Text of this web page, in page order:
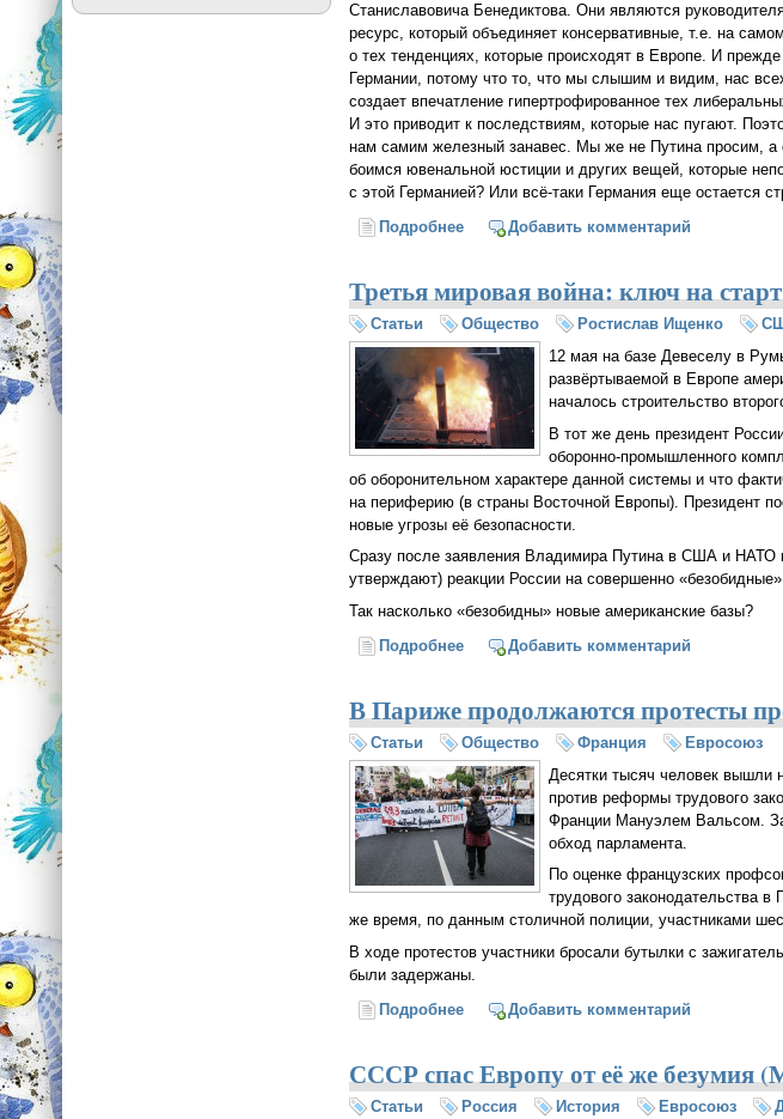
Станиславовича Бенедиктова. Они являются
ресурс, который объединяет консервативные, т.е. на
о тех тенденциях, которые происходят в Европе. И
Германии, потому что то, что мы слышим и видим, нас
создает впечатление гипертрофированное тех
И это приводит к последствиям, которые нас пугают.
нам самим железный занавес. Мы же не Путина просим, а
боимся ювенальной юстиции и других вещей, которые
с этой Германией? Или всё-таки Германия еще остается
Подробнеео О европейских тенденциях
Добавить комментарий
Третья мировая война: ключ на
Статьи Общество Ростислав Ищенко
12 мая на базе Девеселу в
развёртываемой в Европе
началось строительство
В тот же день президент
оборонно-промышленного
об оборонительном характере данной системы и что
на периферию (в страны Восточной Европы). Президент
новые угрозы её безопасности.
Сразу после заявления Владимира Путина в США и НАТО
утверждают) реакции России на совершенно
Так насколько «безобидны» новые американские базы?
Подробнеео Третья мировая война: ключ на старт
Добавить комментарий
В Париже продолжаются протесты
Статьи Общество Франция
Евросоюз
Десятки тысяч человек вышли
против реформы трудового
Франции Мануэлем Вальсом.
обход парламента.
По оценке французских
трудового законодательства
же время, по данным столичной полиции, участниками
В ходе протестов участники бросали бутылки с
были задержаны.
Подробнеео В Париже продолжаются протесты
Добавить комментарий
СССР спас Европу от её же безумия
Статьи Россия История Евросоюз